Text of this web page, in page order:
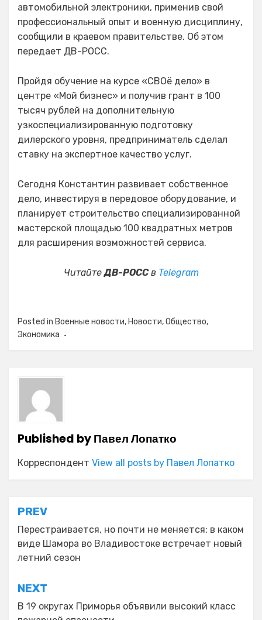
автомобильной электроники, применив свой
профессиональный опыт и военную дисциплину,
сообщили в краевом правительстве. Об этом
передает ДВ-РОСС.
Пройдя обучение на курсе «СВОё дело» в
центре «Мой бизнес» и получив грант в 100
тысяч рублей на дополнительную
узкоспециализированную подготовку
дилерского уровня, предприниматель сделал
ставку на экспертное качество услуг.
Сегодня Константин развивает собственное
дело, инвестируя в передовое оборудование, и
планирует строительство специализированной
мастерской площадью 100 квадратных метров
для расширения возможностей сервиса.
ЧитайтеДВ-РОССв Telegram
Posted in Военные новости, Новости,Общество,
Экономика
Published byПавел Лопатко
Корреспондент View all posts by Павел Лопатко
Навигация
по
записям
PREV
Перестраивается, но почти не меняется: в каком
виде Шамора во Владивостоке встречает новый
летний сезон
NEXT
В 19 округах Приморья объявили высокий класс